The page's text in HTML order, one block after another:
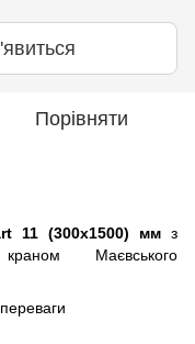
Порівняти
11 (300x1500) мм з
Маєвського